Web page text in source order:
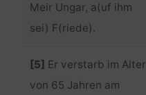
Meir Ungar, a(uf ihm
sei) F(riede).
[5] Er verstarb im Alter
von 65 Jahren am